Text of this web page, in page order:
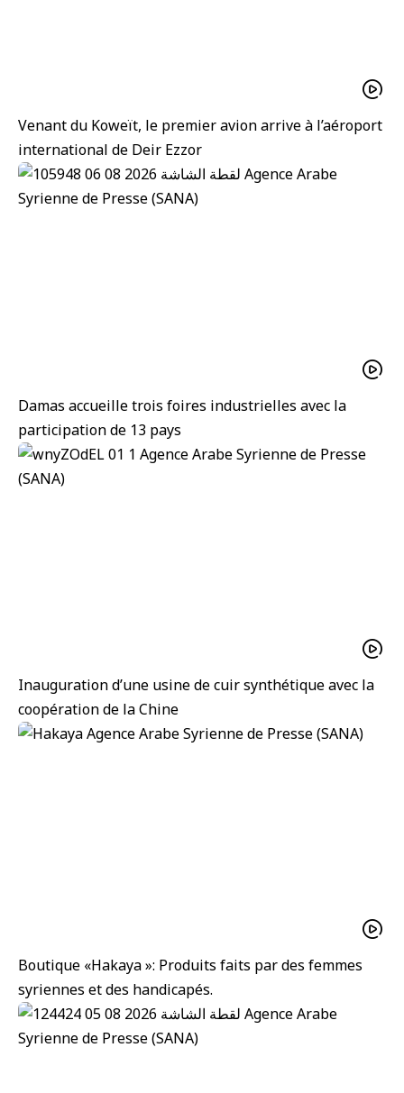
Venant du Koweït, le premier avion arrive à l’aéroport
international de Deir Ezzor
Damas accueille trois foires industrielles avec la
participation de 13 pays
Inauguration d’une usine de cuir synthétique avec la
coopération de la Chine
Boutique «Hakaya »: Produits faits par des femmes
syriennes et des handicapés.